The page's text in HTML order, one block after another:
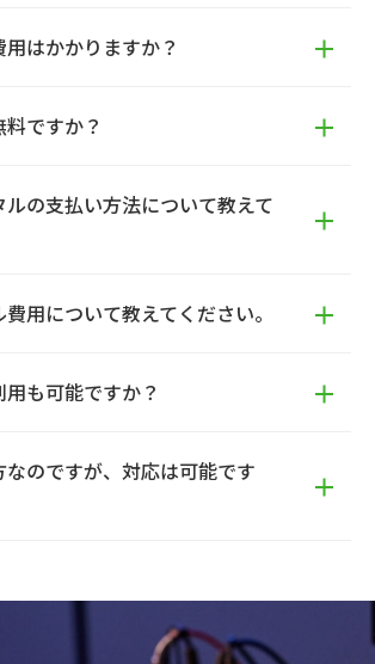
はかかりますか？
ですか？
の支払い方法について教えて
用について教えてください。
も可能ですか？
なのですが、対応は可能です